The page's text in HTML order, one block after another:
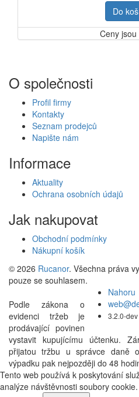
Do
Ceny jsou
O společnosti
Profil firmy
Kontakty
Seznam prodejců
Napište nám
Informace
Aktuality
Ochrana osobních údajů
Jak nakupovat
Obchodní podmínky
Nákupní košík
© 2026 Rucanor. Všechna práva
pouze se souhlasem.
Nahoru
3.2.0-
Podle zákona o
evidenci tržeb je
prodávající povinen
vystavit kupujícímu účtenku.
přijatou tržbu u správce daně
výpadku pak nejpozději do 48
Tento web používá k poskytování
analýze návštěvnosti soubory